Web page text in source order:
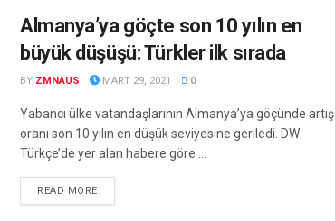
Almanya’ya göçte son 10 yılın en
büyük düşüşü: Türkler ilk sırada
BY ZMNAUS MART 29, 2021 0
Yabancı ülke vatandaşlarının Almanya’ya göçünde artış
oranı son 10 yılın en düşük seviyesine geriledi. DW
Türkçe’de yer alan habere göre ...
READ MOREDETAILS